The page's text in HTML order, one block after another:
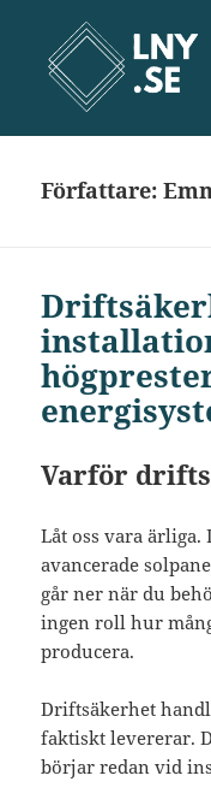
Författare:
Varför
Låt oss vara ärliga.
avancerade
går ner när du
ingen roll hur
producera.
Driftsäkerhet
faktiskt levererar.
börjar redan vid